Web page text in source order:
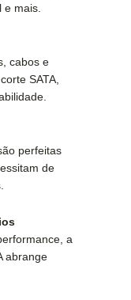
mais.
cabos e
SATA,
perfeitas
de
a
abrange